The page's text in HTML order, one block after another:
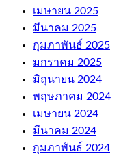
เมษายน 2025
มีนาคม 2025
กุมภาพันธ์ 2025
มกราคม 2025
มิถุนายน 2024
พฤษภาคม 2024
เมษายน 2024
มีนาคม 2024
กุมภาพันธ์ 2024